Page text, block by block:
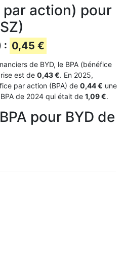
par action) pour
: 0,45 €
de BYD, le BPA (bénéfice
est de 0,43 €. En 2025,
par action (BPA) de 0,44 € une
de 2024 qui était de 1,09 €.
pour BYD de